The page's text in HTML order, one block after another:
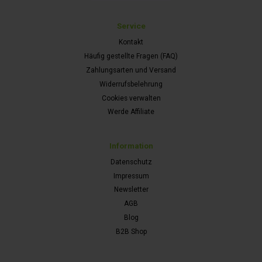
Service
Kontakt
Häufig gestellte Fragen (FAQ)
Zahlungsarten und Versand
Widerrufsbelehrung
Cookies verwalten
Werde Affiliate
Information
Datenschutz
Impressum
Newsletter
AGB
Blog
B2B Shop